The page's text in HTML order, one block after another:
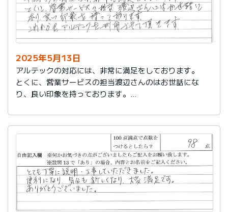
2025年5月13日
アルテックの対応には、非常に満足をしております。
とくに、営業サービスの担当渡辺さんのはお世話にな
り、良い印象を持っております。